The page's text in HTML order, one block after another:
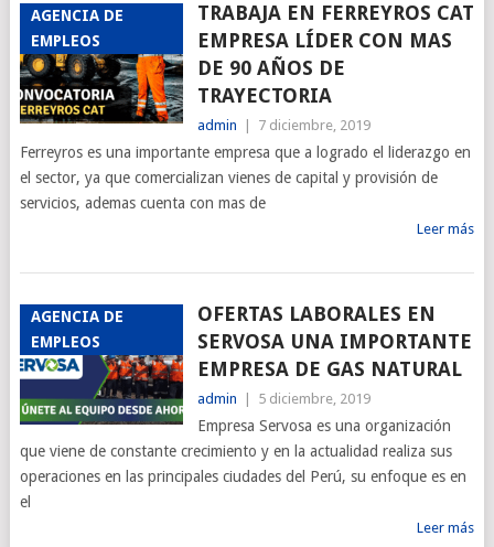
AGENCIA DE
EMPLEOS
TRABAJA EN FERREYROS CAT
EMPRESA LÍDER CON MAS
DE 90 AÑOS DE
TRAYECTORIA
admin 7 diciembre, 2019
Ferreyros es una importante empresa que a logrado el liderazgo en
el sector, ya que comercializan vienes de capital y provisión de
servicios, ademas cuenta con mas de
Leer más
AGENCIA DE
EMPLEOS
OFERTAS LABORALES EN
SERVOSA UNA IMPORTANTE
EMPRESA DE GAS NATURAL
admin 5 diciembre, 2019
Empresa Servosa es una organización
que viene de constante crecimiento y en la actualidad realiza sus
operaciones en las principales ciudades del Perú, su enfoque es en
el
Leer más